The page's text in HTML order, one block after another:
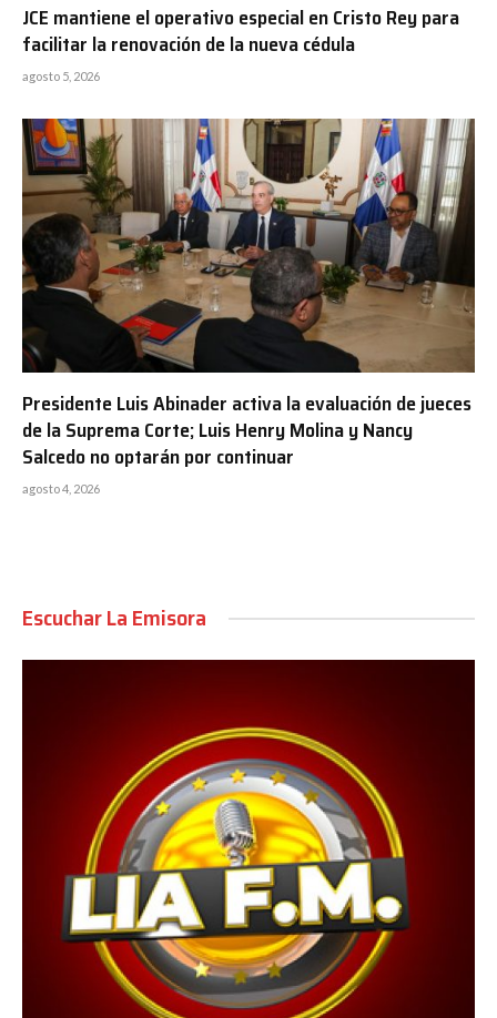
JCE mantiene el operativo especial en Cristo Rey para
facilitar la renovación de la nueva cédula
agosto 5, 2026
Presidente Luis Abinader activa la evaluación de jueces
de la Suprema Corte; Luis Henry Molina y Nancy
Salcedo no optarán por continuar
agosto 4, 2026
Escuchar La Emisora